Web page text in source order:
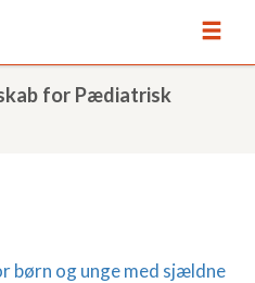
for Pædiatrisk
børn og unge med sjældne